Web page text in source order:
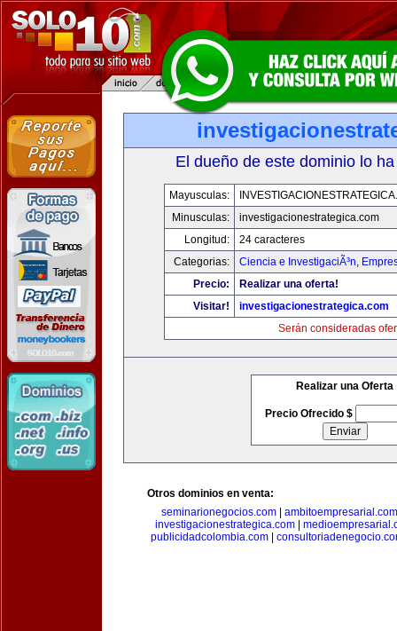
El dueño de este dominio lo
Mayusculas:
Minusculas:
investigacionestrategica.com
Longitud:
24 caracteres
Categorias:
Ciencia e InvestigaciÃ³n,
Precio:
Realizar una oferta!
Visitar!
investigacionestrategica.com
Serán consideradas
Realizar una Oferta
Precio Ofrecido $
Otros dominios en venta:
seminarionegocios.com| ambitoempresarial.com
investigacionestrategica.com
publicidadcolombia.com|